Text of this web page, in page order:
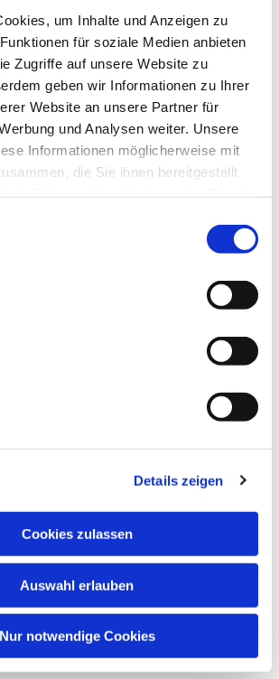
um Inhalte und Anzeigen zu
für soziale Medien anbieten
Zugriffe auf unsere Website zu
geben wir Informationen zu Ihrer
Website an unsere Partner für
und Analysen weiter. Unsere
Informationen möglicherweise mit
die Sie ihnen bereitgestellt
Details zeigen
Cookies zulassen
Auswahl erlauben
Nur notwendige Cookies
könnte Sie auch
interessieren